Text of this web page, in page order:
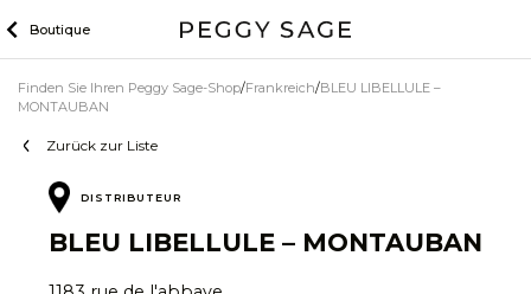
Inhalt
Boutique
Zurück zur Liste
Finden Sie Ihren Peggy Sage-Shop Frankreich BLEU LIBELLULE –
MONTAUBAN
DISTRIBUTEUR
BLEU LIBELLULE – MONTAUBAN